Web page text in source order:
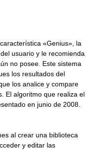
«Genius», la
usuario y le recomienda
no posee. Este sistema
los resultados del
los analice y compare
El algoritmo que realiza el
en junio de 2008.
al crear una biblioteca
y editar las